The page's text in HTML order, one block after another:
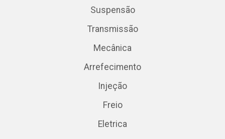
Suspensão
Transmissão
Mecânica
Arrefecimento
Injeção
Freio
Eletrica